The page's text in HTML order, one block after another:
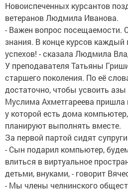
Новоиспеченных курсантов
ветеранов Людмила Иванова.
- Важен вопрос посещаемости.
знания. В конце курсов
успехов! - сказала Людмила
У преподавателя Татьяны
старшего поколения. По её
достаточно, чтобы усвоить
Муслима Ахметгареева пришла
у которой есть дома
планируют выполнять вместе.
За первой партой сидят
- Сын подарил компьютер,
влиться в виртуальное
детьми, внуками, - говорит
- Мы члены челнинского